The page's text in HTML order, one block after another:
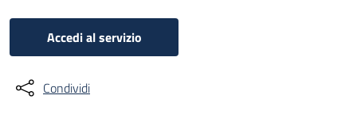
Accedi al servizio
Condividi